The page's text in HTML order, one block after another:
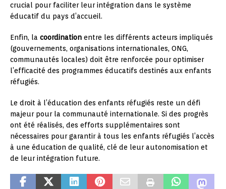
crucial pour faciliter leur intégration dans le système
éducatif du pays d’accueil.
Enfin, la coordination entre les différents acteurs impliqués
(gouvernements, organisations internationales, ONG,
communautés locales) doit être renforcée pour optimiser
l’efficacité des programmes éducatifs destinés aux enfants
réfugiés.
Le droit à l’éducation des enfants réfugiés reste un défi
majeur pour la communauté internationale. Si des progrès
ont été réalisés, des efforts supplémentaires sont
nécessaires pour garantir à tous les enfants réfugiés l’accès
à une éducation de qualité, clé de leur autonomisation et
de leur intégration future.